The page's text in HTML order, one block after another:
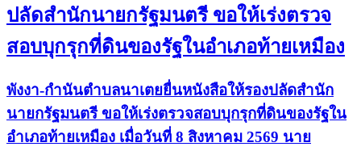
ปลัดสำนักนายกรัฐมนตรี ขอให้เร่งตรวจ
สอบบุกรุกที่ดินของรัฐในอำเภอท้ายเหมือง
พังงา-กำนันตำบลนาเตยยื่นหนังสือให้รองปลัดสำนัก
นายกรัฐมนตรี ขอให้เร่งตรวจสอบบุกรุกที่ดินของรัฐใน
อำเภอท้ายเหมือง เมื่อวันที่ 8 สิงหาคม 2569 นาย